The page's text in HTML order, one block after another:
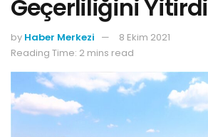
Geçerliliğini Yitirdi
by Haber Merkezi
8 Ekim 2021
Reading Time: 2 mins read